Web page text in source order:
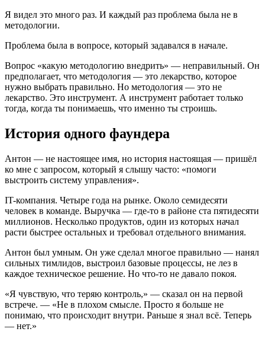
Я видел это много раз. И каждый раз проблема была не в
методологии.
Проблема была в вопросе, который задавался в начале.
Вопрос «какую методологию внедрить» — неправильный. Он
предполагает, что методология — это лекарство, которое
нужно выбрать правильно. Но методология — это не
лекарство. Это инструмент. А инструмент работает только
тогда, когда ты понимаешь, что именно ты строишь.
История одного фаундера
Антон — не настоящее имя, но история настоящая — пришёл
ко мне с запросом, который я слышу часто: «помоги
выстроить систему управления».
IT-компания. Четыре года на рынке. Около семидесяти
человек в команде. Выручка — где-то в районе ста пятидесяти
миллионов. Несколько продуктов, один из которых начал
расти быстрее остальных и требовал отдельного внимания.
Антон был умным. Он уже сделал многое правильно — нанял
сильных тимлидов, выстроил базовые процессы, не лез в
каждое техническое решение. Но что-то не давало покоя.
«Я чувствую, что теряю контроль,» — сказал он на первой
встрече. — «Не в плохом смысле. Просто я больше не
понимаю, что происходит внутри. Раньше я знал всё. Теперь
— нет.»